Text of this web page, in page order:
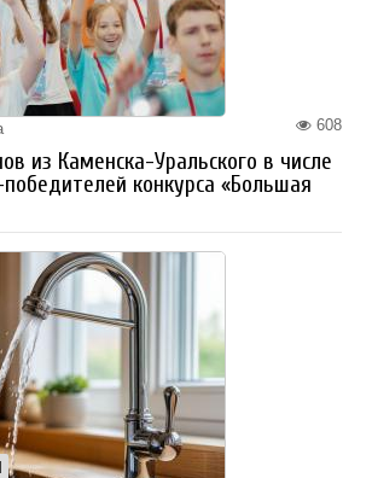
608
из Каменска-Уральского в числе
конкурса «Большая